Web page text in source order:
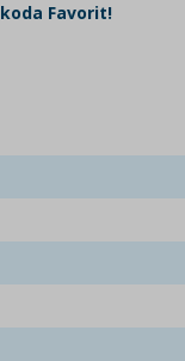
Favorit!